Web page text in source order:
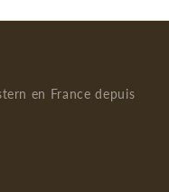
en France depuis